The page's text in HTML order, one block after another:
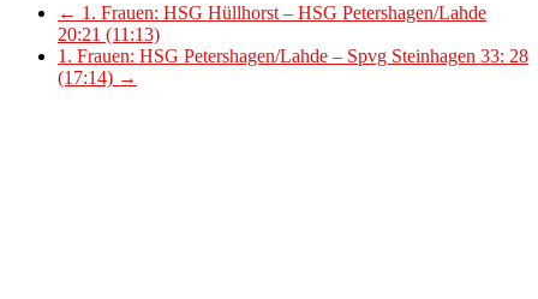
← 1. Frauen: HSG Hüllhorst – HSG Petershagen/Lahde
20:21 (11:13)
1. Frauen: HSG Petershagen/Lahde – Spvg Steinhagen 33: 28
(17:14) →